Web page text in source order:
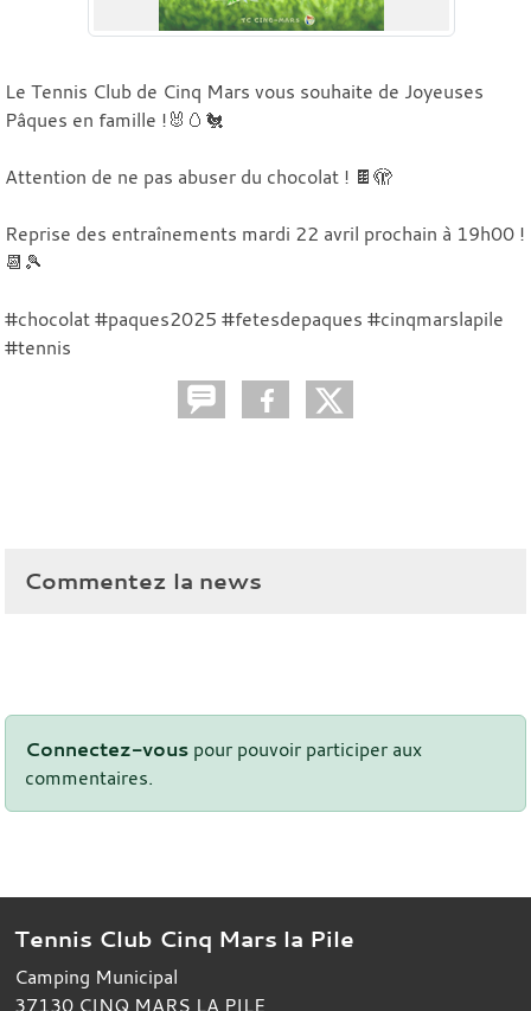
Le Tennis Club de Cinq Mars vous souhaite de Joyeuses
Pâques en famille !🐰🥚🐔
Attention de ne pas abuser du chocolat ! 🍫🫣
Reprise des entraînements mardi 22 avril prochain à 19h00 !
📆🎾
#chocolat #paques2025 #fetesdepaques #cinqmarslapile
#tennis
Commentez la news
Connectez-vous pour pouvoir participer aux
commentaires.
Tennis Club Cinq Mars la Pile
Camping Municipal
37130 CINQ MARS LA PILE